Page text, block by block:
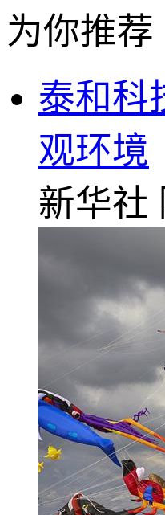
为你推荐
泰和科
观环境
新华社